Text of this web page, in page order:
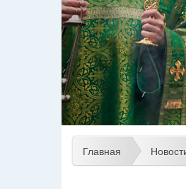
Главная